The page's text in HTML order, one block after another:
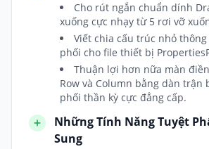
Cho rút ngắn chuẩn dính
xuống cực nhạy từ 5 rơi vỡ
Viết chia cấu trúc nhỏ
phối cho file thiết bị
Thuận lợi hơn nữa màn
Row và Column bằng dàn trận
phối thần kỳ cực đẳng cấp.
Những Tính Năng Tuyệt
Sung